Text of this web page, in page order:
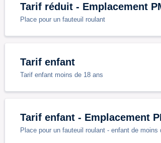
Tarif réduit - Emplacement
Place pour un fauteuil roulant
Tarif enfant
Tarif enfant moins de 18 ans
Tarif enfant - Emplacement
Place pour un fauteuil roulant - enfant de moins